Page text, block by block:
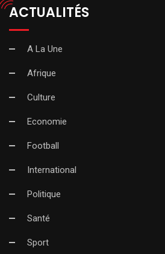
ACTUALITÉS
A La Une
Afrique
Culture
Economie
Football
International
Politique
Santé
Sport